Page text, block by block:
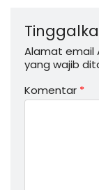
Alamat email
yang wajib
Komentar *